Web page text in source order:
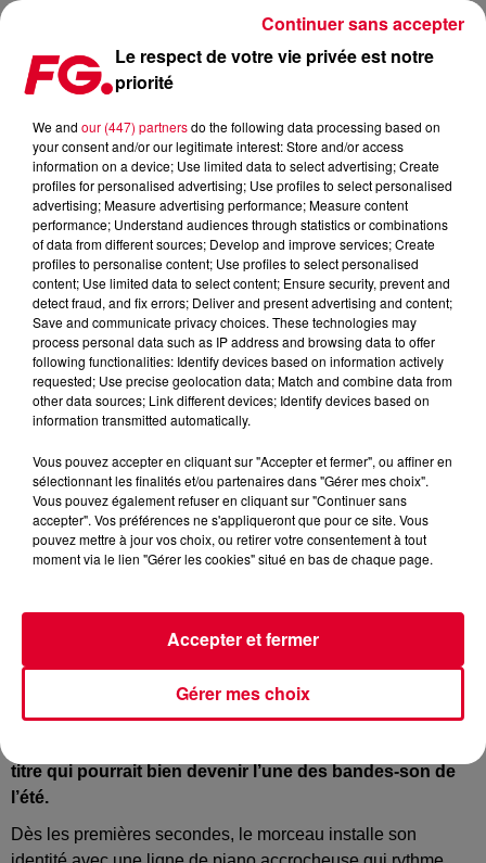
MONT ROUGE SIGNE UN NOUVEL HYMNE CLUB AVEC THAT'S
Publié : 17 juin 2026 à 14h18 par Jean-Baptiste Blandin
Mont Rouge
Cette semaine, direction les clubs et les festivals avec le
tout nouveau single de Mont Rouge. Le désormais duo
titre qui pourrait bien devenir l’une des bandes-son de
l’été.
Dès les premières secondes, le morceau installe son
Le respect de votre vie privée est notre
priorité
We and our (447) partnersdo the following data processing based on
your consent and/or our legitimate interest: Store and/or access
information on a device; Use limited data to select advertising; Create
profiles for personalised advertising; Use profiles to select personalised
advertising; Measure advertising performance; Measure content
performance; Understand audiences through statistics or combinations
of data from different sources; Develop and improve services; Create
profiles to personalise content; Use profiles to select personalised
content; Use limited data to select content; Ensure security, prevent and
detect fraud, and fix errors; Deliver and present advertising and content;
Save and communicate privacy choices. These technologies may
process personal data such as IP address and browsing data to offer
following functionalities: Identify devices based on information actively
requested; Use precise geolocation data; Match and combine data from
other data sources; Link different devices; Identify devices based on
information transmitted automatically.
Vous pouvez accepter en cliquant sur "Accepter et fermer", ou affiner en
sélectionnant les finalités et/ou partenaires dans "Gérer mes choix".
Vous pouvez également refuser en cliquant sur "Continuer sans
accepter". Vos préférences ne s'appliqueront que pour ce site. Vous
pouvez mettre à jour vos choix, ou retirer votre consentement à tout
moment via le lien "Gérer les cookies" situé en bas de chaque page.
Gérer mes choix
Accepter et fermer
Continuer sans accepter